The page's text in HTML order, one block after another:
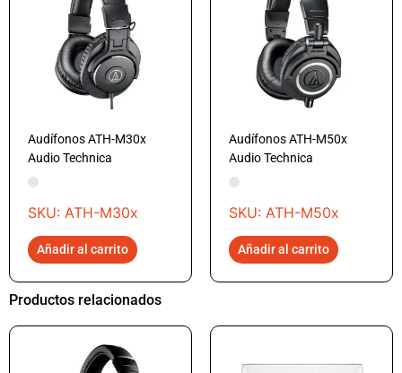
Audífonos ATH-M30x
Audio Technica
SKU: ATH-M30x
Añadir al carrito
Audífonos ATH-M50x
Audio Technica
SKU: ATH-M50x
Añadir al carrito
Productos relacionados